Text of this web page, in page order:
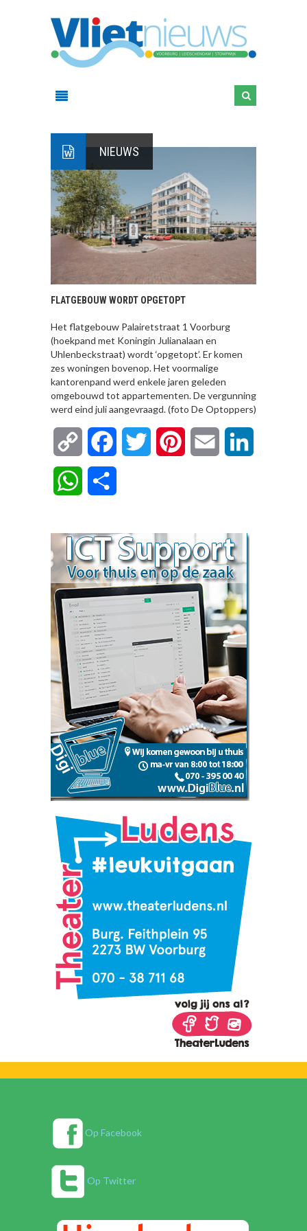
NIEUWS
FLATGEBOUW WORDT OPGETOPT
Het flatgebouw Palairetstraat 1 Voorburg
(hoekpand met Koningin Julianalaan en
Uhlenbeckstraat) wordt ‘opgetopt’. Er komen
zes woningen bovenop. Het voormalige
kantorenpand werd enkele jaren geleden
omgebouwd tot appartementen. De vergunning
werd eind juli aangevraagd. (foto De Optoppers)
Copy
Link
FacebookTwitter Pinterest Email
WhatsApp
Op Facebook
Op Twitter